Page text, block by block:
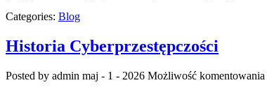
Categories: Blog
Historia Cyberprzestępczości
Posted by admin maj - 1 - 2026 Możliwość komentowania